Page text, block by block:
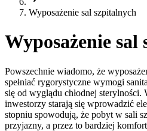
Wyposażenie sal szpitalnych
Wyposażenie
Powszechnie wiadomo, że
spełniać rygorystyczne wymogi
się od wyglądu chłodnej sterylności.
inwestorzy starają się wprowadzić
stopniu spowodują, że pobyt w sali
przyjazny, a przez to bardziej